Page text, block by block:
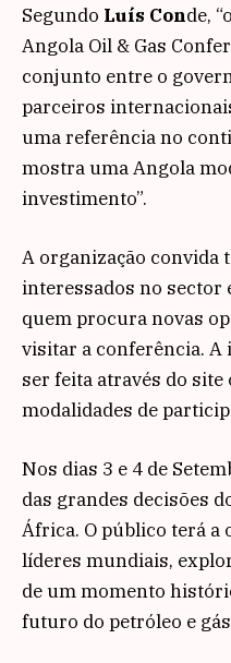
Segundo Luís Conde,
Angola Oil & Gas
conjunto entre o
parceiros
uma referência no
mostra uma Angola
investimento”.
A organização convida
interessados no sector
quem procura novas
visitar a conferência. A
ser feita através do
modalidades de
Nos dias 3 e 4 de
das grandes decisões
África. O público terá a
líderes mundiais,
de um momento
futuro do petróleo e